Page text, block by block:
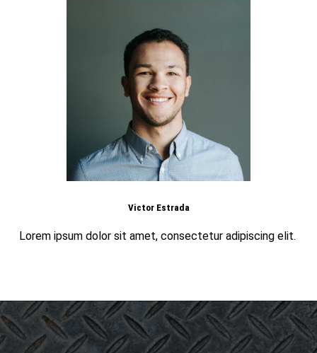
Victor Estrada
Lorem ipsum dolor sit amet, consectetur adipiscing elit.